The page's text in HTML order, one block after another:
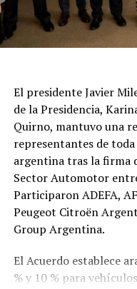
El presidente Javier
de la Presidencia,
Quirno, mantuvo una
representantes de
argentina tras la firma
Sector Automotor
Participaron ADEFA,
Peugeot Citroën
Group Argentina.
El Acuerdo establece
% y 10 % para